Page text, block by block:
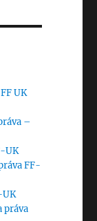
UK
–
UK
FF-
UK
práva